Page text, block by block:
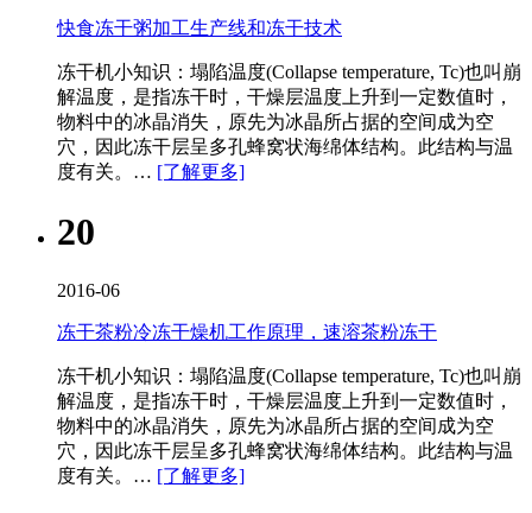
快食冻干粥加工生产线和冻干技术
冻干机​小知识：塌陷温度(Collapse temperature, Tc)也叫崩
解温度，是指冻干时，干燥层温度上升到一定数值时，
物料中的冰晶消失，原先为冰晶所占据的空间成为空
穴，因此冻干层呈多孔蜂窝状海绵体结构。此结构与温
度有关。… [了解更多]
20
2016-06
冻干茶粉冷冻干燥机工作原理，速溶茶粉冻干
冻干机​小知识：塌陷温度(Collapse temperature, Tc)也叫崩
解温度，是指冻干时，干燥层温度上升到一定数值时，
物料中的冰晶消失，原先为冰晶所占据的空间成为空
穴，因此冻干层呈多孔蜂窝状海绵体结构。此结构与温
度有关。… [了解更多]